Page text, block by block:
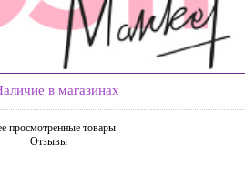
в магазинах
просмотренные товары
Отзывы